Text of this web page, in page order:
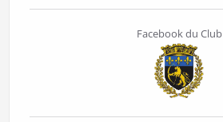
Facebook du Club